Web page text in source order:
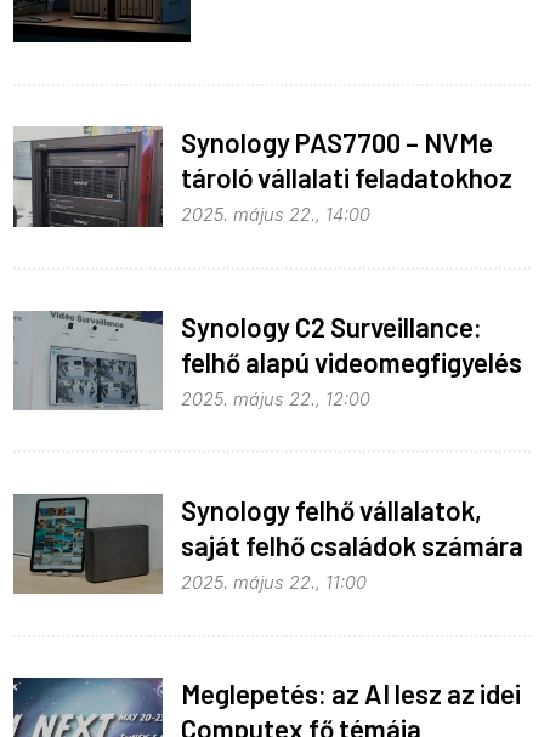
Synology PAS7700 – NVMe
tároló vállalati feladatokhoz
2025. május 22., 14:00
Synology C2 Surveillance:
felhő alapú videomegfigyelés
2025. május 22., 12:00
Synology felhő vállalatok,
saját felhő családok számára
2025. május 22., 11:00
Meglepetés: az AI lesz az idei
Computex fő témája